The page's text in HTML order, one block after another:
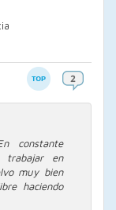
constante
trabajar en
muy bien
haciendo